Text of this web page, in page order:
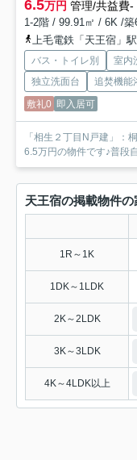
6.5万円 管理/共益費-
1-2階 / 99.91㎡ / 6K /築
上毛電鉄「天王宿」
バス・トイレ別 室内
独立洗面台
追焚機能
敷礼0 即入居可
「相生２丁目N戸建」：
6.5万円の物件です♪普段
天王宿の掲載物件
1R～1K
1DK～1LDK
2K～2LDK
3K～3LDK
4K～4LDK以上